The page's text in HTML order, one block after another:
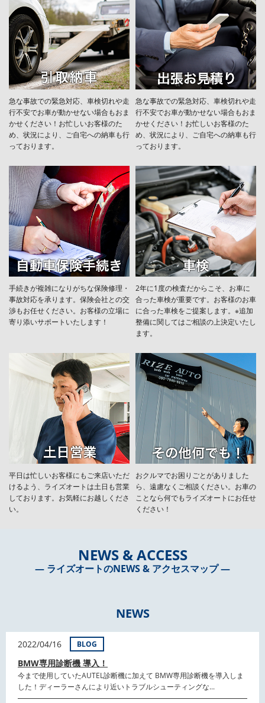
急な事故での緊急対応、車検切れや走
行不安でお車が動かせない場合もおま
かせください！お忙しいお客様のた
め、状況により、ご自宅への納⾞も⾏
っております。
急な事故での緊急対応、車検切れや走
行不安でお車が動かせない場合もおま
かせください！お忙しいお客様のた
め、状況により、ご自宅への納⾞も⾏
っております。
手続きが複雑になりがちな保険修理・
事故対応を承ります。保険会社との交
渉もお任せください。お客様の立場に
寄り添いサポートいたします！
2年に1度の検査だからこそ、お車に
合った車検が重要です。お客様のお車
に合った車検をご提案します。※追加
整備に関してはご相談の上決定いたし
ます。
平日は忙しいお客様にもご来店いただ
けるよう、ライズオートは土日も営業
しております。お気軽にお越しくださ
い。
おクルマでお困りごとがありました
ら、遠慮なくご相談ください。お車の
ことなら何でもライズオートにお任せ
ください！
NEWS & ACCESS
― ライズオートのNEWS & アクセスマップ ―
NEWS
2022/04/16 BLOG
BMW専用診断機 導入！
今まで使用していたAUTEL診断機に加えて BMW専用診断機を導入しま
した！ディーラーさんにより近いトラブルシューティングな...